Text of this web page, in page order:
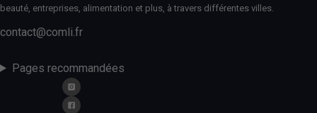
beauté, entreprises, alimentation et plus, à travers différentes villes.
contact@comli.fr
Pages recommandées